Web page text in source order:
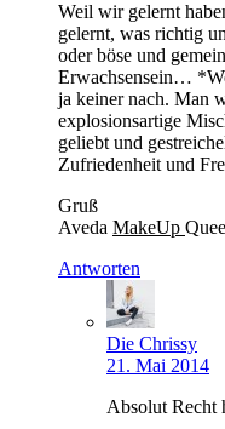
Weil wir gelernt
gelernt, was richtig
oder böse und
Erwachsensein…
ja keiner nach. Man
explosionsartige
geliebt und
Zufriedenheit und
Gruß
Aveda MakeUp
Antworten
Die Chrissy
21. Mai 2014
Absolut Recht